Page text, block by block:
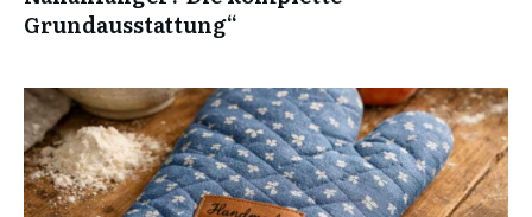
Grundausstattung“